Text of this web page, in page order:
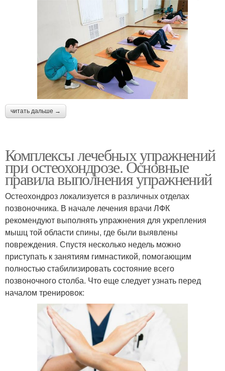
читать дальше →
Комплексы лечебных упражнений
при остеохондрозе. Основные
правила выполнения упражнений
Остеохондроз локализуется в различных отделах
позвоночника. В начале лечения врачи ЛФК
рекомендуют выполнять упражнения для укрепления
мышц той области спины, где были выявлены
повреждения. Спустя несколько недель можно
приступать к занятиям гимнастикой, помогающим
полностью стабилизировать состояние всего
позвоночного столба. Что еще следует узнать перед
началом тренировок: